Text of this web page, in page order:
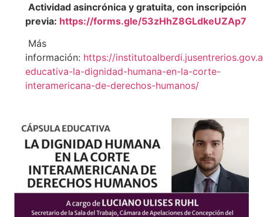
Actividad asincrónica y gratuita, con inscripción
previa: https://forms.gle/53zHhZ8GLdkeUZAp7
Más
información: https://
educativa-la-dignidad-humana-en-la-corte-
interamericana-de-derechos-humanos/